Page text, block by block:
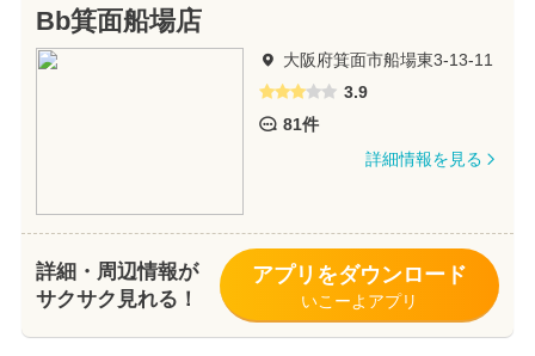
Bb箕面船場店
大阪府箕面市船場東3-13-11
3.9
81件
詳細情報を見る
詳細・周辺情報が
サクサク見れる！
アプリをダウンロード
いこーよアプリ